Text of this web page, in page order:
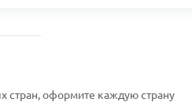
стран, оформите каждую страну